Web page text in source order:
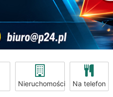
Nieruchomości Na telefon